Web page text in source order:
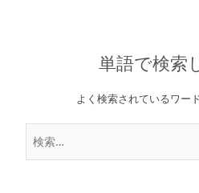
単語で検索
よく検索されているワー